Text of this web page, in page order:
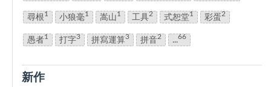
尋根1 小狼毫1 嵩山1 工具2 式恕堂1 彩蛋2
愚者1 打字3 拼寫運算3 拼音2 ...66
新作